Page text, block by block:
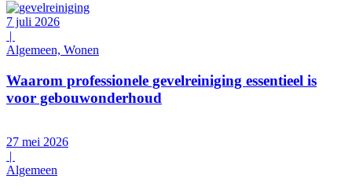
7 juli 2026
|
Algemeen, Wonen
Waarom professionele gevelreiniging essentieel is
voor gebouwonderhoud
27 mei 2026
|
Algemeen